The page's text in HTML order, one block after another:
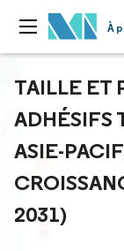
À
TAILLE ET
ADHÉSIFS
ASIE-
2031)